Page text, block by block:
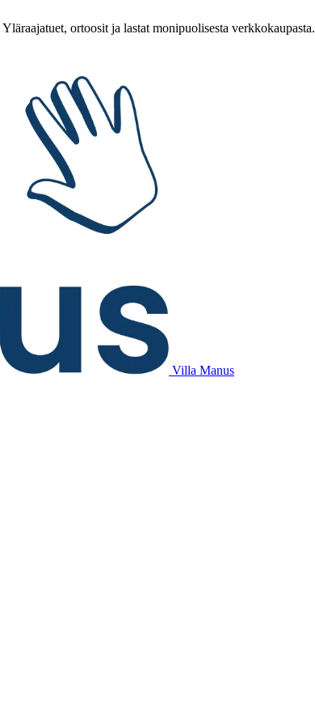
Yläraajatuet, ortoosit ja lastat monipuolisesta verkkokaupasta.
Villa Manus